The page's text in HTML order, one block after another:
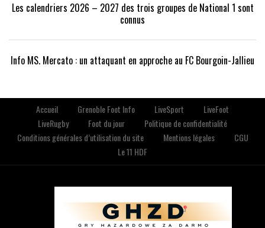
Les calendriers 2026 – 2027 des trois groupes de National 1 sont
connus
Info MS. Mercato : un attaquant en approche au FC Bourgoin-Jallieu
Accueil Grenoble Foot Info LiveSport
LiveFoot
LiveRugby
Foot du jour
Politique de confidentialité
Conditions générales d’utilisation du site
Mentions légales
CGU
Le 11 HDF